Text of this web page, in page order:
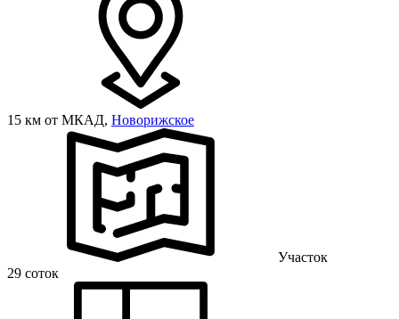
15 км от МКАД, Новорижское
Участок
29 соток